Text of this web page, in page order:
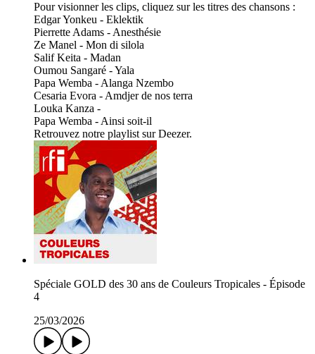
Pour visionner les clips, cliquez sur les titres des chansons :
Edgar Yonkeu - Eklektik
Pierrette Adams - Anesthésie
Ze Manel - Mon di silola
Salif Keita - Madan
Oumou Sangaré - Yala
Papa Wemba - Alanga Nzembo
Cesaria Evora - Amdjer de nos terra
Louka Kanza -
Papa Wemba - Ainsi soit-il
Retrouvez notre playlist sur Deezer.
Spéciale GOLD des 30 ans de Couleurs Tropicales - Épisode
4
25/03/2026